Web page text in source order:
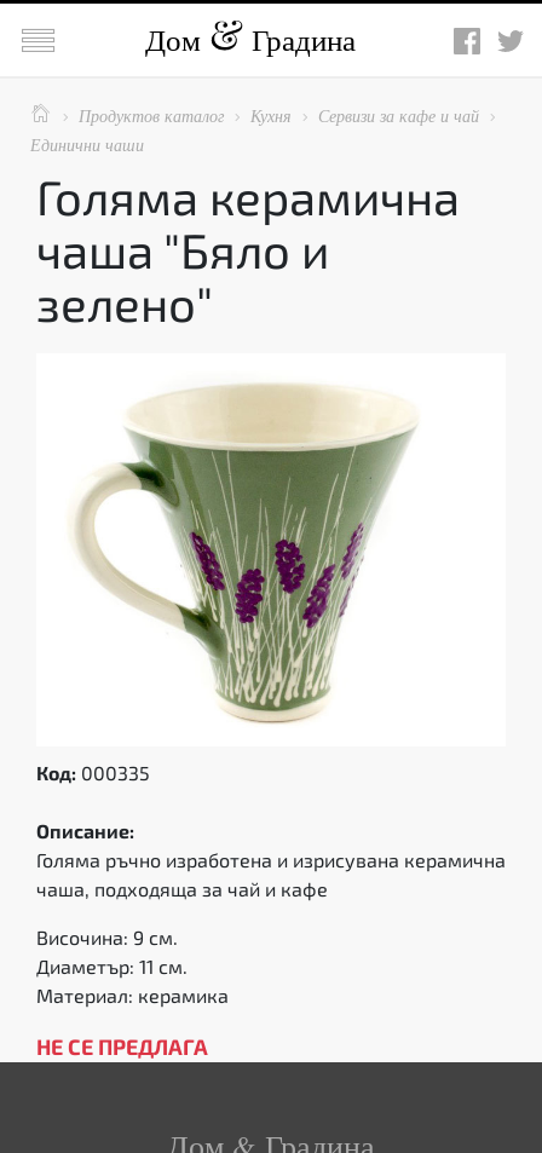
 Дом Градина
  Продуктов каталог  Кухня  Сервизи за кафе и чай 
Единични чаши
Голяма керамична
чаша "Бяло и
зелено"
Код: 000335
Описание:
Голяма ръчно изработена и изрисувана керамична
чаша, подходяща за чай и кафе
Височина: 9 см.
Диаметър: 11 см.
Материал: керамика
НЕ СЕ ПРЕДЛАГА